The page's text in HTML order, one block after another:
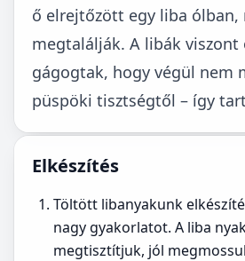
ő elrejtőzött egy liba ólban,
megtalálják. A libák viszont
gágogtak, hogy végül nem
püspöki tisztségtől – így
Elkészítés
Töltött libanyakunk
nagy gyakorlatot. A liba
megtisztítjuk, jól